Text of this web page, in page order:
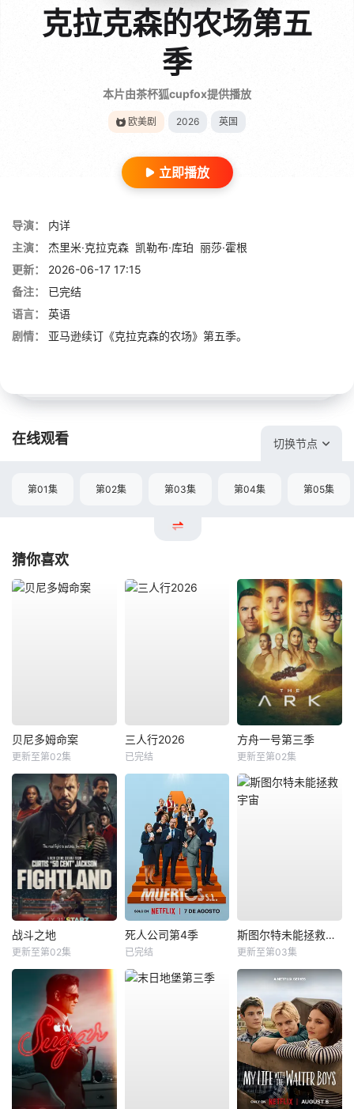
克拉克森的农场第五
季
本片由茶杯狐cupfox提供播放
欧美剧 2026 英国
立即播放
导演：
内详
主演：
杰里米·克拉克森 凯勒布·库珀 丽莎·霍根
更新：
2026-06-17 17:15
备注：
已完结
语言：
英语
剧情：
亚马逊续订《克拉克森的农场》第五季。
在线观看 切换节点
第01集 第02集 第03集 第04集 第05集
猜你喜欢
贝尼多姆命案
更新至第02集
三人行2026
已完结
方舟一号第三季
更新至第02集
战斗之地
更新至第02集
死人公司第4季
已完结
斯图尔特未能拯救宇宙
更新至第03集